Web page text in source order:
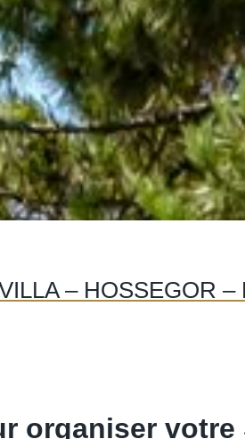
– HOSSEGOR –
organiser